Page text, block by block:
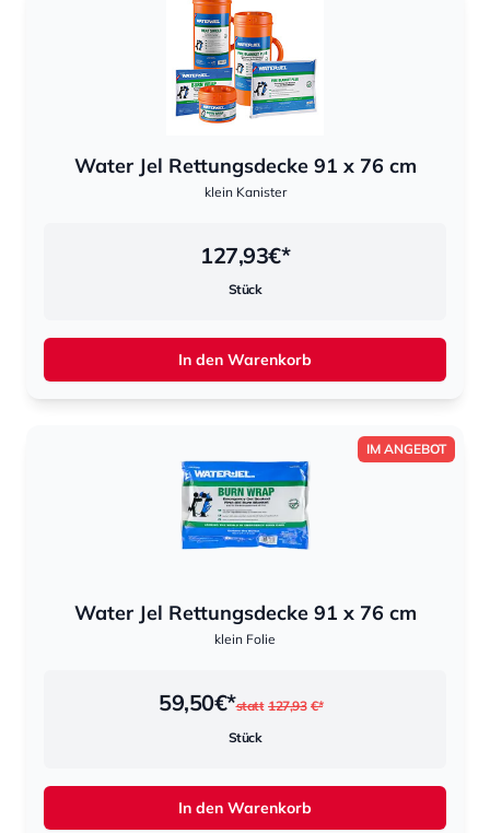
Water Jel Rettungsdecke 91 x 76 cm
klein Kanister
127,93€*
Stück
In den Warenkorb
IM ANGEBOT
Water Jel Rettungsdecke 91 x 76 cm
klein Folie
statt 127,93 €*
59,50€*
Stück
In den Warenkorb